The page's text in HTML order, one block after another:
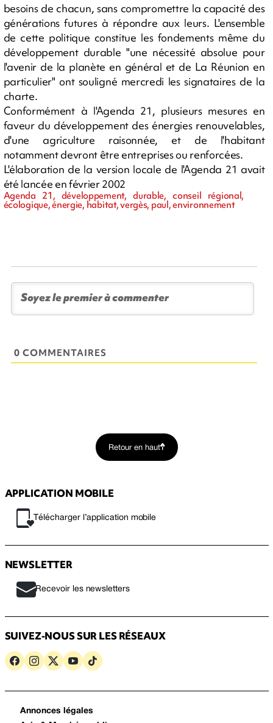
besoins de chacun, sans compromettre la capacité des
générations futures à répondre aux leurs. L'ensemble
de cette politique constitue les fondements même du
développement durable "une nécessité absolue pour
l'avenir de la planète en général et de La Réunion en
particulier" ont souligné mercredi les signataires de la
charte.
Conformément à l'Agenda 21, plusieurs mesures en
faveur du développement des énergies renouvelables,
d'une agriculture raisonnée, et de l'habitant
notamment devront être entreprises ou renforcées.
L'élaboration de la version locale de l'Agenda 21 avait
été lancée en février 2002
Agenda 21, développement, durable, conseil régional,
écologique, énergie, habitat, vergès, paul, environnement
0 COMMENTAIRES
Retour en haut
APPLICATION MOBILE
Télécharger l’application mobile
NEWSLETTER
Recevoir les newsletters
SUIVEZ-NOUS SUR LES RÉSEAUX
Annonces légales